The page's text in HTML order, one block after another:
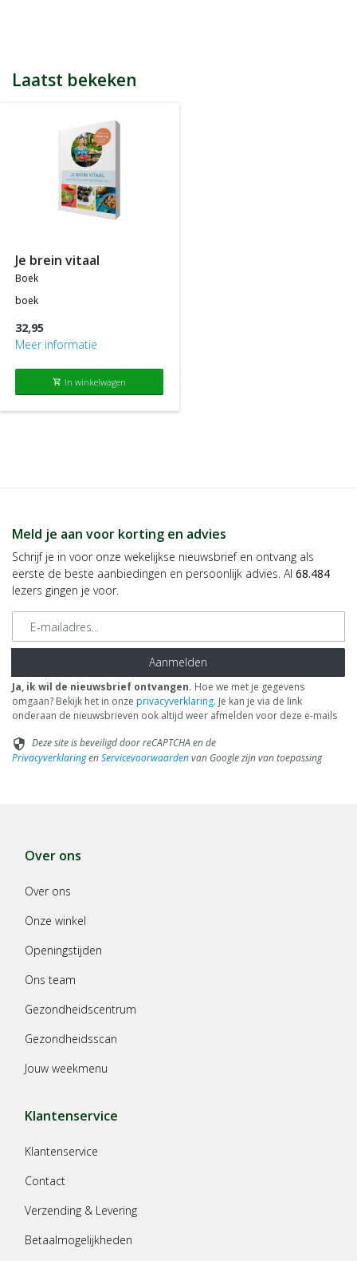
Tijdens het afrekenen zie je dan onderaan een optie om je
spaarpunten in te wisselen, 100 spaarpunten = € 5 korting, 200
In jouw accountgegevens kun je altijd jou actuele aantal
spaarpunten bekijken.
LET OP: Je ontvangt geen spaarpunten op producten die al tegen
een bepaalde actieprijs of met een bepaalde korting worden
aangeboden, m.a.w. je ontvangt alleen spaarpunten op
producten die tegen de normale of standaard verkoopprijs
Laatst bekeken
je brein vitaal
boek
boek
32,95
Meer informatie
shopping_cart In winkelwagen
Meld je aan voor korting en advies
Schrijf je in voor onze wekelijkse nieuwsbrief en ontvang als
eerste de beste aanbiedingen en persoonlijk advies. Al 68.484
lezers gingen je voor.
E-mailadres
Aanmelden
Ja, ik wil de nieuwsbrief ontvangen. Hoe we met je gegevens
omgaan? Bekijk het in onze privacyverklaring. Je kan je via de link
onderaan de nieuwsbrieven ook altijd weer afmelden voor deze e-mails
security Deze site is beveiligd door reCAPTCHA en de
PrivacyverklaringenServicevoorwaardenvan Google zijn van toepassing
Over ons
Over ons
Onze winkel
Openingstijden
Ons team
Gezondheidscentrum
Gezondheidsscan
Jouw weekmenu
Klantenservice
Klantenservice
Contact
Verzending & Levering
Betaalmogelijkheden